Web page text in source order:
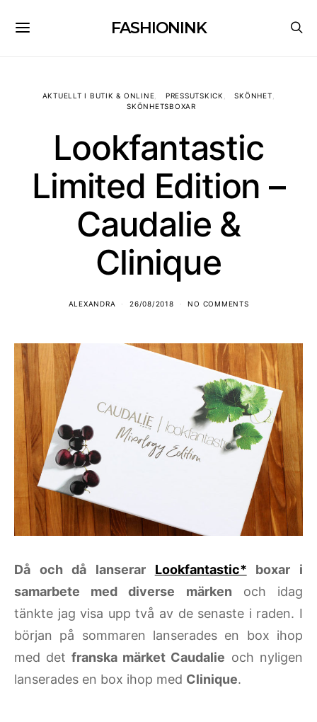
FASHIONINK
AKTUELLT I BUTIK & ONLINE PRESSUTSKICK
SKÖNHET
SKÖNHETSBOXAR
Lookfantastic
Limited Edition –
Caudalie &
Clinique
ALEXANDRA 26/08/2018 NO COMMENTS
Då och då lanserar Lookfantastic* boxar i
samarbete med diverse märken och idag
tänkte jag visa upp två av de senaste i raden. I
början på sommaren lanserades en box ihop
med det franska märket Caudalie och nyligen
lanserades en box ihop med Clinique.